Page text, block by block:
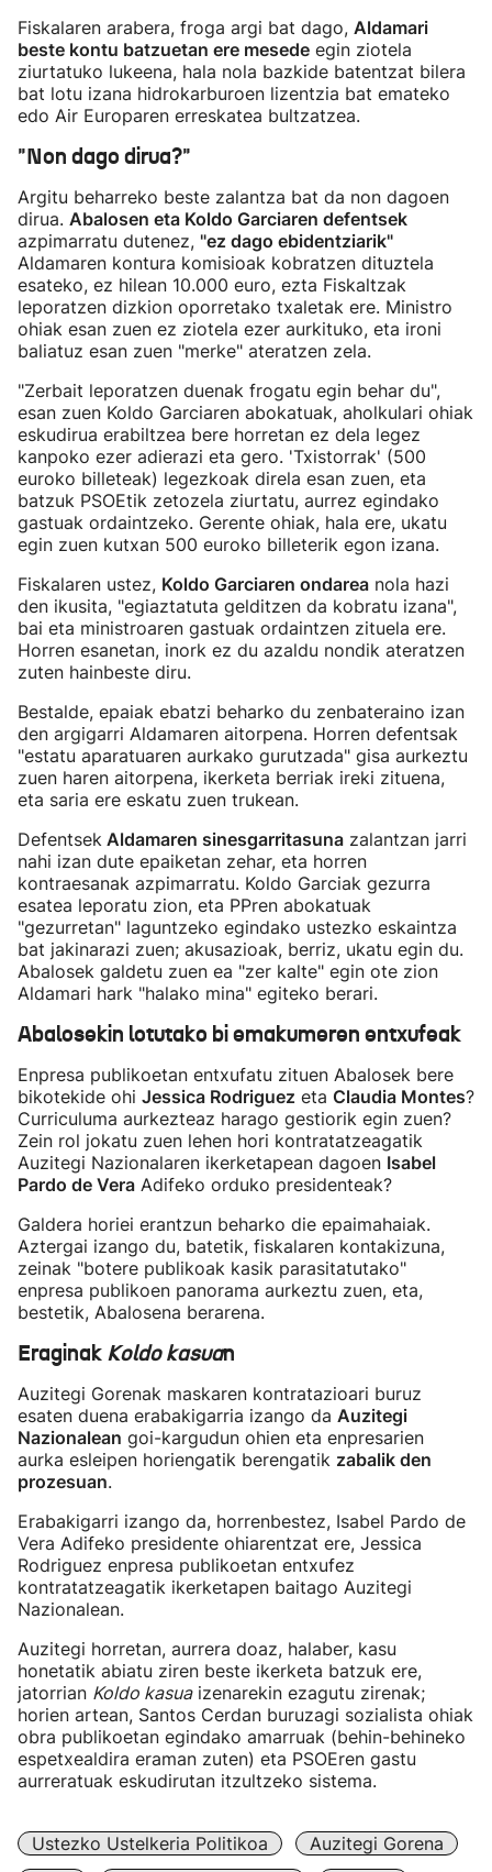
Fiskalaren arabera, froga argi bat dago, Aldamari
beste kontu batzuetan ere mesede egin ziotela
ziurtatuko lukeena, hala nola bazkide batentzat bilera
bat lotu izana hidrokarburoen lizentzia bat emateko
edo Air Europaren erreskatea bultzatzea.
"Non dago dirua?"
Argitu beharreko beste zalantza bat da non dagoen
dirua. Abalosen eta Koldo Garciaren defentsek
azpimarratu dutenez, "ez dago ebidentziarik"
Aldamaren kontura komisioak kobratzen dituztela
esateko, ez hilean 10.000 euro, ezta Fiskaltzak
leporatzen dizkion oporretako txaletak ere. Ministro
ohiak esan zuen ez ziotela ezer aurkituko, eta ironi
baliatuz esan zuen "merke" ateratzen zela.
"Zerbait leporatzen duenak frogatu egin behar du",
esan zuen Koldo Garciaren abokatuak, aholkulari ohiak
eskudirua erabiltzea bere horretan ez dela legez
kanpoko ezer adierazi eta gero. 'Txistorrak' (500
euroko billeteak) legezkoak direla esan zuen, eta
batzuk PSOEtik zetozela ziurtatu, aurrez egindako
gastuak ordaintzeko. Gerente ohiak, hala ere, ukatu
egin zuen kutxan 500 euroko billeterik egon izana.
Fiskalaren ustez, Koldo Garciaren ondarea nola hazi
den ikusita, "egiaztatuta gelditzen da kobratu izana",
bai eta ministroaren gastuak ordaintzen zituela ere.
Horren esanetan, inork ez du azaldu nondik ateratzen
zuten hainbeste diru.
Bestalde, epaiak ebatzi beharko du zenbateraino izan
den argigarri Aldamaren aitorpena. Horren defentsak
"estatu aparatuaren aurkako gurutzada" gisa aurkeztu
zuen haren aitorpena, ikerketa berriak ireki zituena,
eta saria ere eskatu zuen trukean.
Defentsek Aldamaren sinesgarritasuna zalantzan jarri
nahi izan dute epaiketan zehar, eta horren
kontraesanak azpimarratu. Koldo Garciak gezurra
esatea leporatu zion, eta PPren abokatuak
"gezurretan" laguntzeko egindako ustezko eskaintza
bat jakinarazi zuen; akusazioak, berriz, ukatu egin du.
Abalosek galdetu zuen ea "zer kalte" egin ote zion
Aldamari hark "halako mina" egiteko berari.
Abalosekin lotutako bi emakumeren entxufeak
Enpresa publikoetan entxufatu zituen Abalosek bere
bikotekide ohi Jessica Rodriguez eta Claudia Montes?
Curriculuma aurkezteaz harago gestiorik egin zuen?
Zein rol jokatu zuen lehen hori kontratatzeagatik
Auzitegi Nazionalaren ikerketapean dagoen Isabel
Pardo de Vera Adifeko orduko presidenteak?
Galdera horiei erantzun beharko die epaimahaiak.
Aztergai izango du, batetik, fiskalaren kontakizuna,
zeinak "botere publikoak kasik parasitatutako"
enpresa publikoen panorama aurkeztu zuen, eta,
bestetik, Abalosena berarena.
EraginakKoldo kasuan
Auzitegi Gorenak maskaren kontratazioari buruz
esaten duena erabakigarria izango da Auzitegi
Nazionalean goi-kargudun ohien eta enpresarien
aurka esleipen horiengatik berengatik zabalik den
prozesuan.
Erabakigarri izango da, horrenbestez, Isabel Pardo de
Vera Adifeko presidente ohiarentzat ere, Jessica
Rodriguez enpresa publikoetan entxufez
kontratatzeagatik ikerketapen baitago Auzitegi
Nazionalean.
Auzitegi horretan, aurrera doaz, halaber, kasu
honetatik abiatu ziren beste ikerketa batzuk ere,
jatorrian Koldo kasuaizenarekin ezagutu zirenak;
horien artean, Santos Cerdan buruzagi sozialista ohiak
obra publikoetan egindako amarruak (behin-behineko
espetxealdira eraman zuten) eta PSOEren gastu
aurreratuak eskudirutan itzultzeko sistema.
Ustezko Ustelkeria Politikoa
Auzitegi Gorena